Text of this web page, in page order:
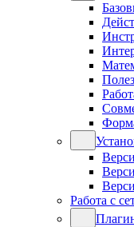
Работа с